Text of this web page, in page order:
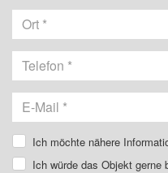
Ich möchte nähere
Ich würde das Objekt gerne